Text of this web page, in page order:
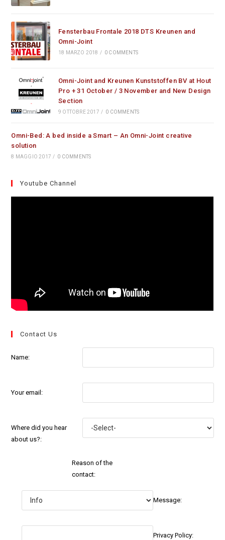
Fensterbau Frontale 2018 DTS Kreunen and
Omni-Joint
18 MARZO 2018 / 0 COMMENTS
Omni-Joint and Kreunen Kunststoffen BV at Hout
Pro + 31 October / 3 November and New Design
Section
9 OTTOBRE 2017 / 0 COMMENTS
Omni-Bed: A bed inside a Smart – An Omni-Joint creative
solution
8 MAGGIO 2017 / 0 COMMENTS
Youtube Channel
Contact Us
Name:
Your email:
Where did you hear
about us?:
Reason of the
contact:
Message:
Privacy Policy: